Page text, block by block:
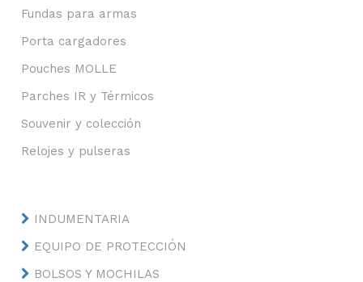
Fundas para armas
Porta cargadores
Pouches MOLLE
Parches IR y Térmicos
Souvenir y colección
Relojes y pulseras
INDUMENTARIA
EQUIPO DE PROTECCIÓN
BOLSOS Y MOCHILAS